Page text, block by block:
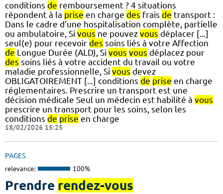
conditions de remboursement ? 4 situations
répondent à la prise en charge des frais de transport :
Dans le cadre d'une hospitalisation complète, partielle
ou ambulatoire, Si vous ne pouvez vous déplacer [...]
seul(e) pour recevoir des soins liés à votre Affection
de Longue Durée (ALD), Si vous vous déplacez pour
des soins liés à votre accident du travail ou votre
maladie professionnelle, Si vous devez
OBLIGATOIREMENT [...] conditions de prise en charge
réglementaires. Prescrire un transport est une
décision médicale Seul un médecin est habilité à vous
prescrire un transport pour les soins, selon les
conditions de prise en charge
18/02/2026 15:25
PAGES
relevance: 100%
Prendre rendez-vous